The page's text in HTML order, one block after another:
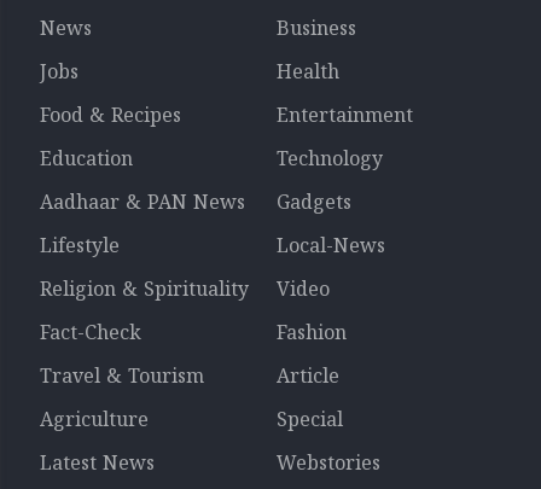
News
Business
Jobs
Health
Food & Recipes
Entertainment
Education
Technology
Aadhaar & PAN News
Gadgets
Lifestyle
Local-News
Religion & Spirituality
Video
Fact-Check
Fashion
Travel & Tourism
Article
Agriculture
Special
Latest News
Webstories